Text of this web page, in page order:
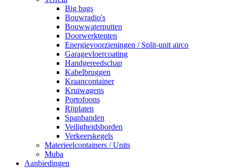
Big bags
Bouwradio's
Bouwwaterputten
Doorwerktenten
Energievoorzieningen / Split-unit airco
Garagevloercoating
Handgereedschap
Kabelbruggen
Kraancontainer
Kruiwagens
Portofoons
Rijplaten
Spanbanden
Veiligheidsborden
Verkeerskegels
Materieelcontainers / Units
Muba
Aanbiedingen